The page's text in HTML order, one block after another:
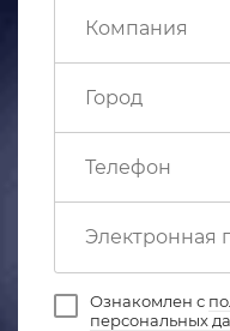
Ознакомлен с
персональных